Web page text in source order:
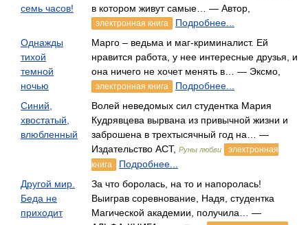
семь часов!
в котором живут самые… — Автор,
электронная книга
Подробнее...
Однажды
тихой
темной
ночью
Марго – ведьма и маг-криминалист. Ей
нравится работа, у нее интересные друзья, и
она ничего не хочет менять в… — Эксмо,
электронная книга
Подробнее...
Синий,
хвостатый,
влюбленный
Волей неведомых сил студентка Мария
Кудрявцева вырвана из привычной жизни и
заброшена в трехтысячный год на… —
Издательство АСТ, Руны любви
электронная
книга
Подробнее...
Другой мир.
Беда не
приходит
За что боролась, на то и напоролась!
Выиграв соревнование, Надя, студентка
Магической академии, получила… —